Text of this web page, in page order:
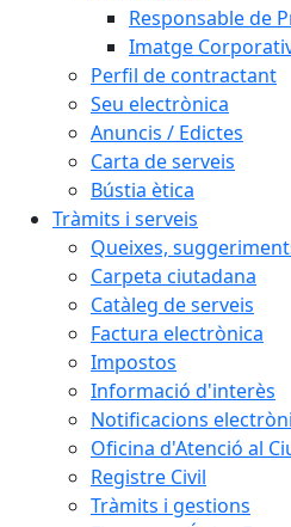
Responsable de
Imatge
Perfil de contractant
Seu electrònica
Anuncis / Edictes
Carta de serveis
Bústia ètica
Tràmits i serveis
Queixes,
Carpeta ciutadana
Catàleg de serveis
Factura electrònica
Impostos
Informació d'interès
Notificacions
Oficina d'Atenció al
Registre Civil
Tràmits i gestions